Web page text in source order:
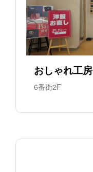
おしゃれ工房
6番街2F